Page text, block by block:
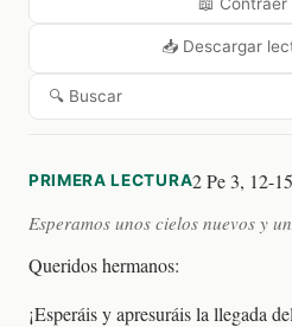
📥 Descargar
🔍 Buscar
PRIMERA LECTURA2 Pe 3, 12-
Esperamos unos cielos nuevos y
Queridos hermanos:
¡Esperáis y apresuráis la llegada